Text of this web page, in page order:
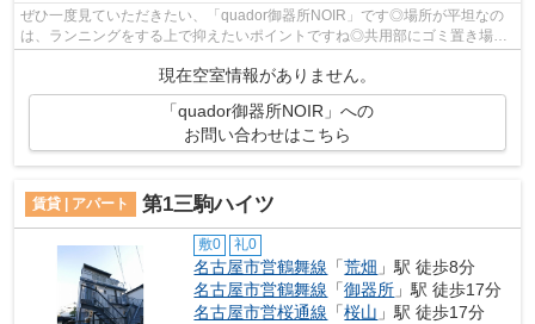
ぜひ一度見ていただきたい、「quador御器所NOIR」です◎場所が平坦なの
は、ランニングをする上で抑えたいポイントですね◎共用部にゴミ置き場を
備えているので、外部の人にごみを見られ...
現在空室情報がありません。
「quador御器所NOIR」への
お問い合わせはこちら
賃貸 | アパート 第1三駒ハイツ
敷0 礼0
名古屋市営鶴舞線 「荒畑 」駅 徒歩8分
名古屋市営鶴舞線 「御器所 」駅 徒歩17分
名古屋市営桜通線 「桜山 」駅 徒歩17分